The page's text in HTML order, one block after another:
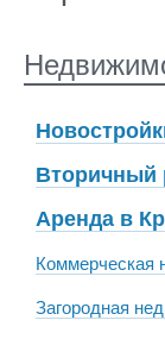
Вторичный
Аренда в
Коммерческая
Загородная